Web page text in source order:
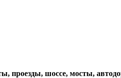
проезды, шоссе, мосты,